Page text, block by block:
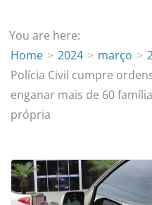
You are here:
Home
2024 março
Polícia Civil cumpre
enganar mais de 60
própria